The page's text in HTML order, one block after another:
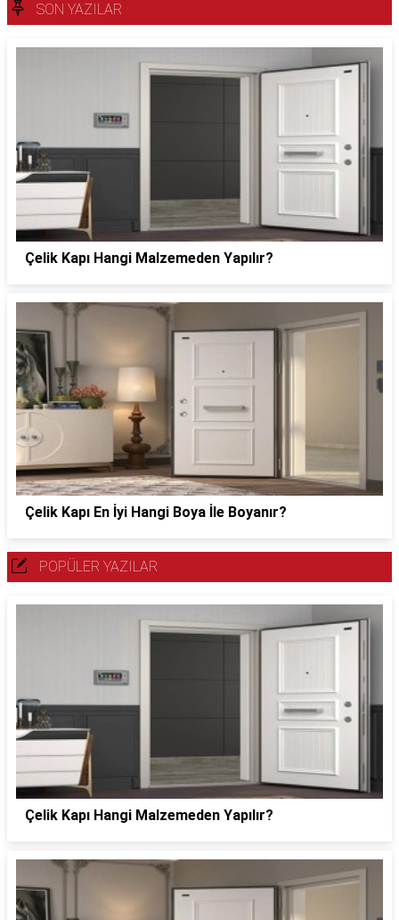
SON YAZILAR
Çelik Kapı Hangi Malzemeden Yapılır?
Çelik Kapı En İyi Hangi Boya İle Boyanır?
POPÜLER YAZILAR
Çelik Kapı Hangi Malzemeden Yapılır?